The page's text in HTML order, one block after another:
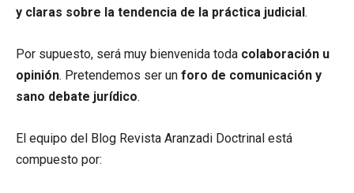
y claras sobre la tendencia de la práctica judicial .
Por supuesto, será muy bienvenida toda colaboración u
opinión. Pretendemos ser un foro de comunicación y
sano debate jurídico.
El equipo del Blog Revista Aranzadi Doctrinal está
compuesto por: